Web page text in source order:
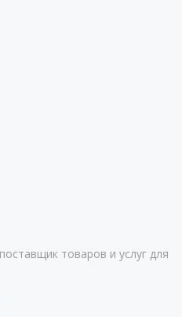
товаров и услуг для